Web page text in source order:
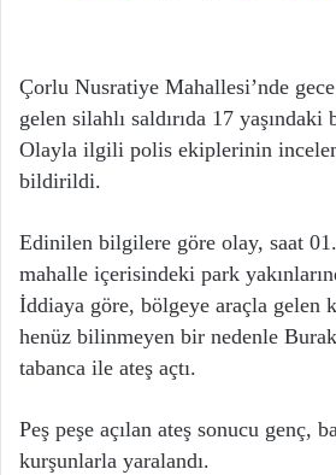
Çorlu Nusratiye Mahallesi’nde
gelen silahlı saldırıda 17 yaşındaki
Olayla ilgili polis ekiplerinin
bildirildi.
Edinilen bilgilere göre olay, saat
mahalle içerisindeki park
İddiaya göre, bölgeye araçla gelen
henüz bilinmeyen bir nedenle
tabanca ile ateş açtı.
Peş peşe açılan ateş sonucu genç,
kurşunlarla yaralandı.